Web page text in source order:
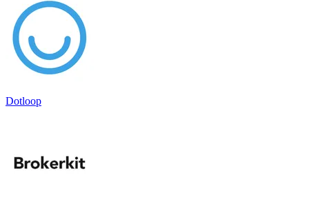
Dotloop